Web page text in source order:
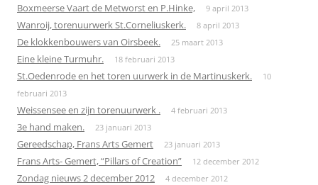
Boxmeerse Vaart de Metworst en P.Hinke, 9 april 2013
Wanroij, torenuurwerk St.Corneliuskerk. 8 april 2013
De klokkenbouwers van Oirsbeek. 25 maart 2013
Eine kleine Turmuhr. 18 februari 2013
St.Oedenrode en het toren uurwerk in de Martinuskerk.
10
februari 2013
Weissensee en zijn torenuurwerk . 4 februari 2013
3e hand maken. 23 januari 2013
Gereedschap, Frans Arts Gemert 23 januari 2013
Frans Arts- Gemert, “Pillars of Creation” 12 december 2012
Zondag nieuws 2 december 2012 4 december 2012